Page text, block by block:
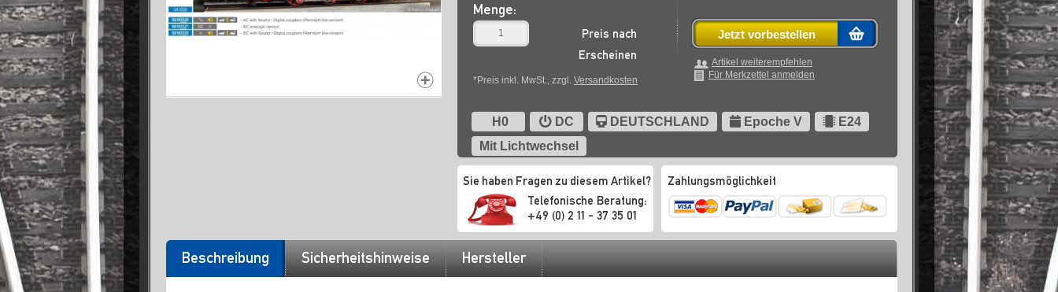
Menge:
Preis nach
Erscheinen
*Preis inkl. MwSt., zzgl. Versandkosten
Jetzt vorbestellen
Artikel weiterempfehlen
Für Merkzettel anmelden
H0 DC DEUTSCHLAND Epoche V
E24
Mit Lichtwechsel
Sie haben Fragen zu diesem Artikel?
Telefonische Beratung:
+49 (0) 2 11 - 37 35 01
Zahlungsmöglichkeit
Beschreibung Sicherheitshinweise Hersteller